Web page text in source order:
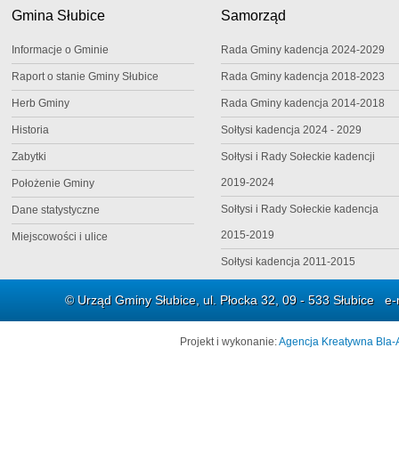
Gmina Słubice
Informacje o Gminie
Raport o stanie Gminy Słubice
Herb Gminy
Historia
Zabytki
Położenie Gminy
Dane statystyczne
Miejscowości i ulice
Samorząd
Rada Gminy kadencja 2024-2029
Rada Gminy kadencja 2018-2023
Rada Gminy kadencja 2014-2018
Sołtysi kadencja 2024 - 2029
Sołtysi i Rady Sołeckie kadencji
2019-2024
Sołtysi i Rady Sołeckie kadencja
2015-2019
Sołtysi kadencja 2011-2015
© Urząd Gminy Słubice, ul. Płocka 32, 09 - 533 Słubice
Projekt i wykonanie:Agencja Kreatywna Bla-